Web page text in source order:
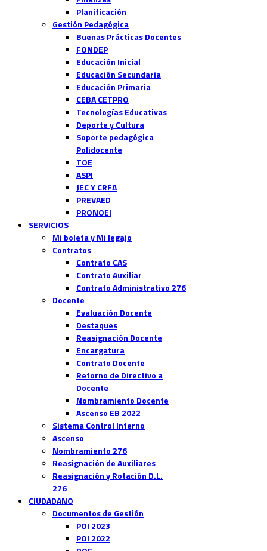
Planificación
Gestión Pedagógica
Buenas Prácticas Docentes
FONDEP
Educación Inicial
Educación Secundaria
Educación Primaria
CEBA CETPRO
Tecnologías Educativas
Deporte y Cultura
Soporte pedagógica
Polidocente
TOE
ASPI
JEC Y CRFA
PREVAED
PRONOEI
SERVICIOS
Mi boleta y Mi legajo
Contratos
Contrato CAS
Contrato Auxiliar
Contrato Administrativo 276
Docente
Evaluación Docente
Destaques
Reasignación Docente
Encargatura
Contrato Docente
Retorno de Directivo a
Docente
Nombramiento Docente
Ascenso EB 2022
Sistema Control Interno
Ascenso
Nombramiento 276
Reasignación de Auxiliares
Reasignación y Rotación D.L.
276
CIUDADANO
Documentos de Gestión
POI 2023
POI 2022